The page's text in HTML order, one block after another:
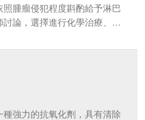
腫瘤侵犯程度斟酌給予淋巴
論，選擇進行化學治療、放
強力的抗氧化劑，具有清除